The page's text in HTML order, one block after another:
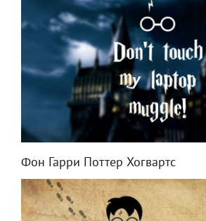
Фон Гарри Поттер Хогвартс